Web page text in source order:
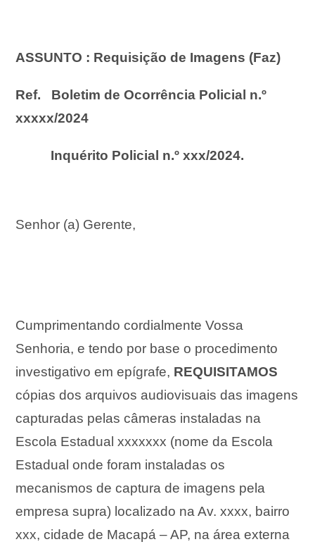
ASSUNTO : Requisição de Imagens (Faz)
Ref. Boletim de Ocorrência Policial n.º
xxxxx/2024
Inquérito Policial n.º xxx/2024.
Senhor (a) Gerente,
Cumprimentando cordialmente Vossa
Senhoria, e tendo por base o procedimento
investigativo em epígrafe, REQUISITAMOS
cópias dos arquivos audiovisuais das imagens
capturadas pelas câmeras instaladas na
Escola Estadual xxxxxxx (nome da Escola
Estadual onde foram instaladas os
mecanismos de captura de imagens pela
empresa supra) localizado na Av. xxxx, bairro
xxx, cidade de Macapá – AP, na área externa